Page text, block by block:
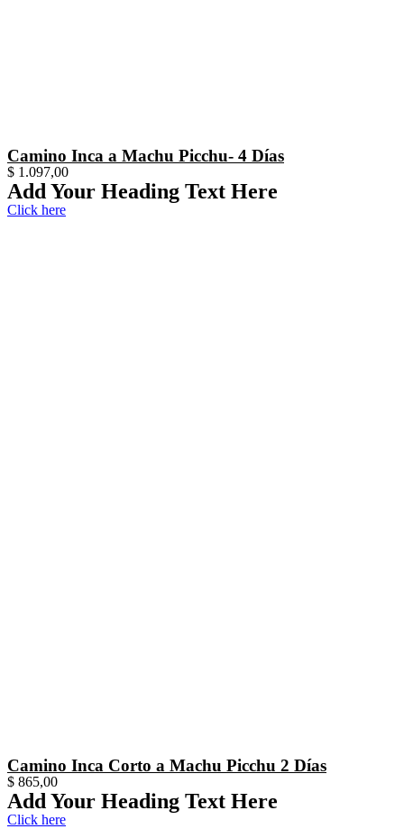
Camino Inca a Machu Picchu- 4 Días
$ 1.097,00
Add Your Heading Text Here
Click here
Camino Inca Corto a Machu Picchu 2 Días
$ 865,00
Add Your Heading Text Here
Click here